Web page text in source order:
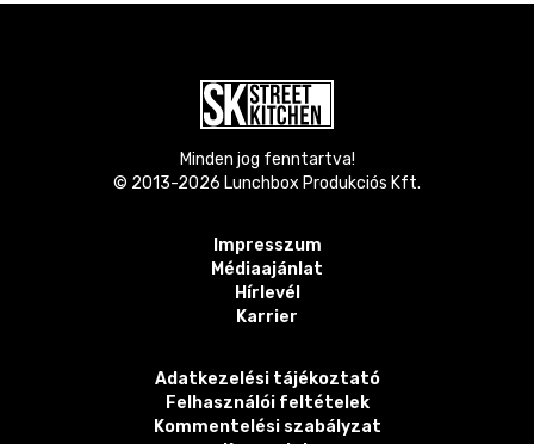
Minden jog fenntartva!
© 2013-2026 Lunchbox Produkciós Kft.
Impresszum
Médiaajánlat
Hírlevél
Karrier
Adatkezelési tájékoztató
Felhasználói feltételek
Kommentelési szabályzat